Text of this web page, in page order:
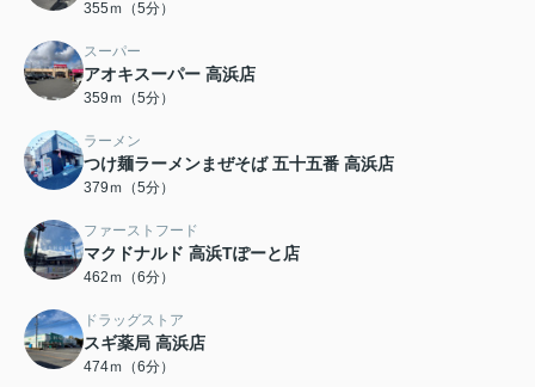
355ｍ（5分）
スーパー
アオキスーパー 高浜店
359ｍ（5分）
ラーメン
つけ麺ラーメンまぜそば 五十五番 高浜店
379ｍ（5分）
ファーストフード
マクドナルド 高浜Tぽーと店
462ｍ（6分）
ドラッグストア
スギ薬局 高浜店
474ｍ（6分）